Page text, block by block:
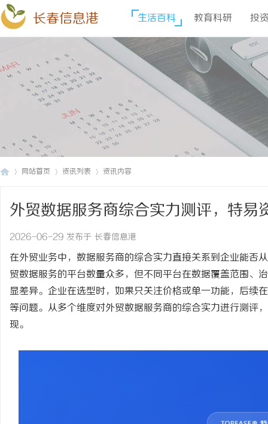
长春信息港 生活百科 教育科研 投
网站首页 资讯列表 资讯内容
外贸数据服务商综合实力测评，特易
么水准？
2026-06-29 发布于 长春信息港
在外贸业务中，数据服务商的综合实力直接关系到企业能否
贸数据服务的平台数量众多，但不同平台在数据覆盖范围、
显差异。企业在选型时，如果只关注价格或单一功能，后续
等问题。从多个维度对外贸数据服务商的综合实力进行测评
现。